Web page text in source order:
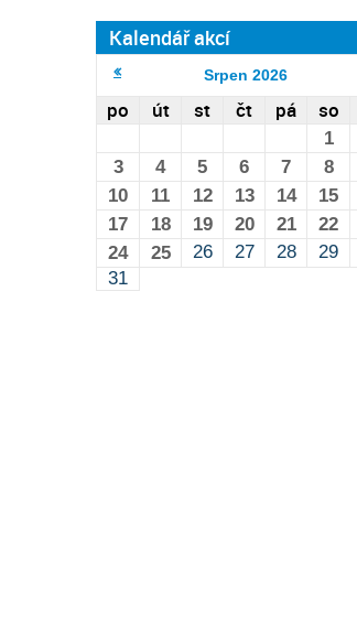
Kalendář akcí
Srpen 2026
po út st čt pá so
1
3
4 5 6 7 8
10
11 12 13 14 15
17
18 19 20 21 22
24
25 26 27 28 29
31